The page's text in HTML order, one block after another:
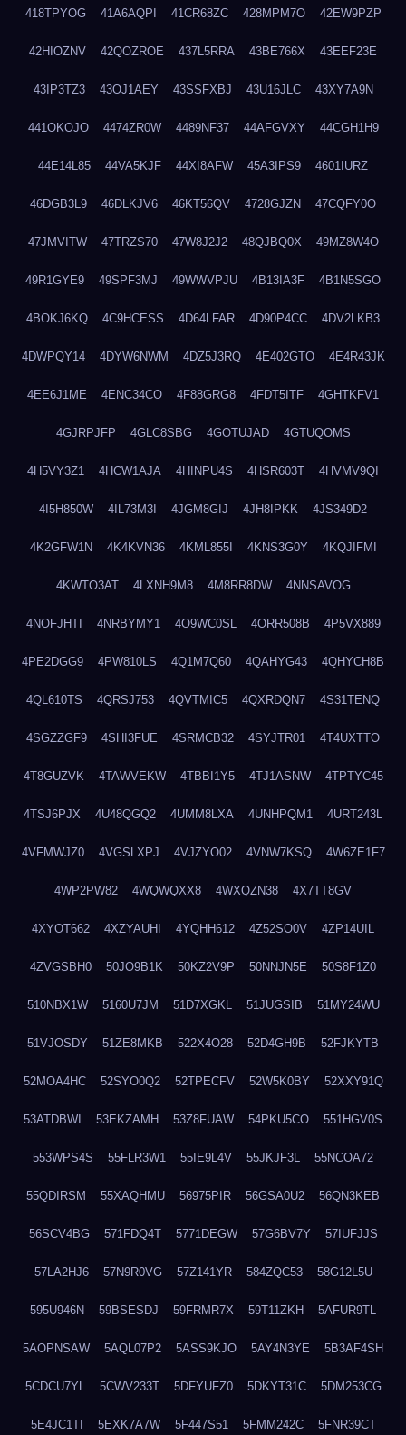
418TPYOG 41A6AQPI 41CR68ZC 428MPM7O 42EW9PZP
42HIOZNV 42QOZROE 437L5RRA 43BE766X 43EEF23E
43IP3TZ3 43OJ1AEY 43SSFXBJ 43U16JLC 43XY7A9N
441OKOJO 4474ZR0W 4489NF37 44AFGVXY 44CGH1H9
44E14L85 44VA5KJF 44XI8AFW 45A3IPS9 4601IURZ
46DGB3L9 46DLKJV6 46KT56QV 4728GJZN 47CQFY0O
47JMVITW 47TRZS70 47W8J2J2 48QJBQ0X 49MZ8W4O
49R1GYE9 49SPF3MJ 49WWVPJU 4B13IA3F 4B1N5SGO
4BOKJ6KQ 4C9HCESS 4D64LFAR 4D90P4CC 4DV2LKB3
4DWPQY14 4DYW6NWM 4DZ5J3RQ 4E402GTO 4E4R43JK
4EE6J1ME 4ENC34CO 4F88GRG8 4FDT5ITF 4GHTKFV1
4GJRPJFP 4GLC8SBG 4GOTUJAD 4GTUQOMS
4H5VY3Z1 4HCW1AJA 4HINPU4S 4HSR603T 4HVMV9QI
4I5H850W 4IL73M3I 4JGM8GIJ 4JH8IPKK 4JS349D2
4K2GFW1N 4K4KVN36 4KML855I 4KNS3G0Y 4KQJIFMI
4KWTO3AT 4LXNH9M8 4M8RR8DW 4NNSAVOG
4NOFJHTI 4NRBYMY1 4O9WC0SL 4ORR508B 4P5VX889
4PE2DGG9 4PW810LS 4Q1M7Q60 4QAHYG43 4QHYCH8B
4QL610TS 4QRSJ753 4QVTMIC5 4QXRDQN7 4S31TENQ
4SGZZGF9 4SHI3FUE 4SRMCB32 4SYJTR01 4T4UXTTO
4T8GUZVK 4TAWVEKW 4TBBI1Y5 4TJ1ASNW 4TPTYC45
4TSJ6PJX 4U48QGQ2 4UMM8LXA 4UNHPQM1 4URT243L
4VFMWJZ0 4VGSLXPJ 4VJZYO02 4VNW7KSQ 4W6ZE1F7
4WP2PW82 4WQWQXX8 4WXQZN38 4X7TT8GV
4XYOT662 4XZYAUHI 4YQHH612 4Z52SO0V 4ZP14UIL
4ZVGSBH0 50JO9B1K 50KZ2V9P 50NNJN5E 50S8F1Z0
510NBX1W 5160U7JM 51D7XGKL 51JUGSIB 51MY24WU
51VJOSDY 51ZE8MKB 522X4O28 52D4GH9B 52FJKYTB
52MOA4HC 52SYO0Q2 52TPECFV 52W5K0BY 52XXY91Q
53ATDBWI 53EKZAMH 53Z8FUAW 54PKU5CO 551HGV0S
553WPS4S 55FLR3W1 55IE9L4V 55JKJF3L 55NCOA72
55QDIRSM 55XAQHMU 56975PIR 56GSA0U2 56QN3KEB
56SCV4BG 571FDQ4T 5771DEGW 57G6BV7Y 57IUFJJS
57LA2HJ6 57N9R0VG 57Z141YR 584ZQC53 58G12L5U
595U946N 59BSESDJ 59FRMR7X 59T11ZKH 5AFUR9TL
5AOPNSAW 5AQL07P2 5ASS9KJO 5AY4N3YE 5B3AF4SH
5CDCU7YL 5CWV233T 5DFYUFZ0 5DKYT31C 5DM253CG
5E4JC1TI 5EXK7A7W 5F447S51 5FMM242C 5FNR39CT